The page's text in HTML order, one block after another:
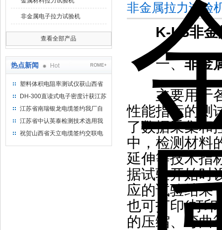
非金属电子拉力试验机
查看全部产品
热点新闻 Hot ROME+
塑料体积电阻率测试仪获山西省
水利机械厂选用
DH-300直读式电子密度计获江苏
省苏州市安信塑业选用
江苏省南瑞银龙电缆签约我厂自
然换气老化箱等电缆检测设备
江苏省中认英泰检测技术选用我
厂自然换气老化试验箱
祝贺山西省天立电缆签约交联电
非金属拉力试验
K-LS非金
一、非金
主要用于各
性能指标的测
了数据采集和
中，检测材料
延伸等技术指
据试验开始时
应的试验结果
也可打印(打
的压缩、弯曲